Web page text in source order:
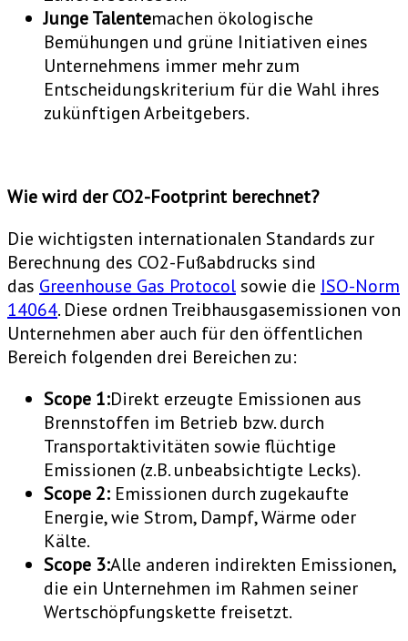
Junge Talentemachen ökologische
Bemühungen und grüne Initiativen eines
Unternehmens immer mehr zum
Entscheidungskriterium für die Wahl ihres
zukünftigen Arbeitgebers.
Wie wird der CO2-Footprint berechnet?
Die wichtigsten internationalen Standards zur
Berechnung des CO2-Fußabdrucks sind
das Greenhouse Gas Protocolsowie die ISO-Norm
14064. Diese ordnen Treibhausgasemissionen von
Unternehmen aber auch für den öffentlichen
Bereich folgenden drei Bereichen zu:
Scope 1:Direkt erzeugte Emissionen aus
Brennstoffen im Betrieb bzw. durch
Transportaktivitäten sowie flüchtige
Emissionen (z.B. unbeabsichtigte Lecks).
Scope 2: Emissionen durch zugekaufte
Energie, wie Strom, Dampf, Wärme oder
Kälte.
Scope 3:Alle anderen indirekten Emissionen,
die ein Unternehmen im Rahmen seiner
Wertschöpfungskette freisetzt.